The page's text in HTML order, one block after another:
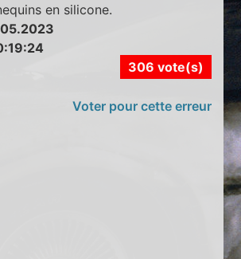
en silicone.
306 vote(s)
Voter pour cette erreur